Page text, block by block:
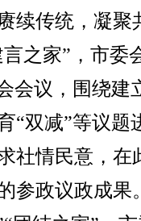
续传统，凝聚
之家”，市委
会议，围绕建
“双减”等议题
社情民意，在
参政议政成果